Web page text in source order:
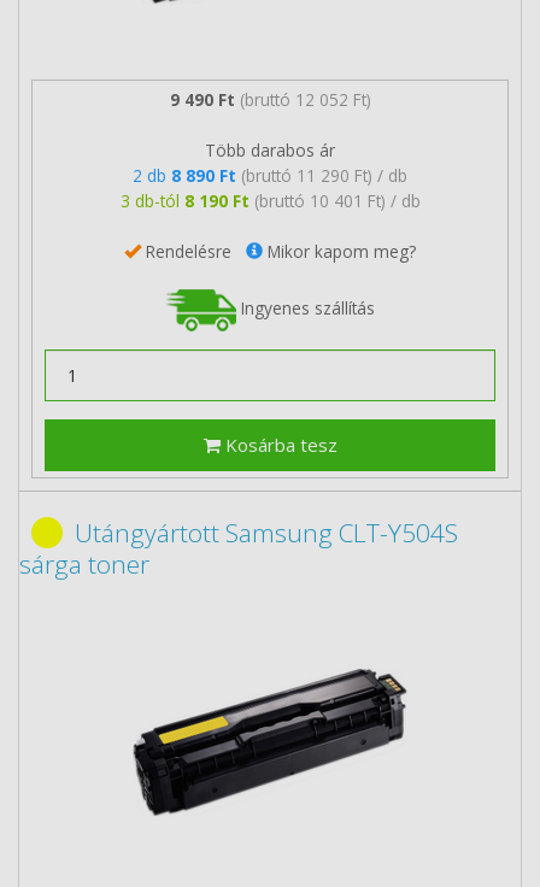
9 490 Ft (bruttó 12 052 Ft)
Több darabos ár
2 db 8 890 Ft (bruttó 11 290 Ft) / db
3 db-tól 8 190 Ft (bruttó 10 401 Ft) / db
Rendelésre Mikor kapom meg?
Ingyenes szállítás
Kosárba tesz
Utángyártott Samsung CLT-Y504S
sárga toner